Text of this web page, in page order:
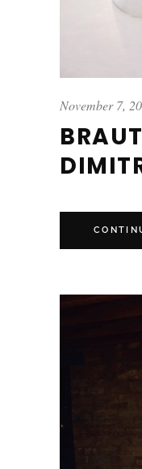
November 7,